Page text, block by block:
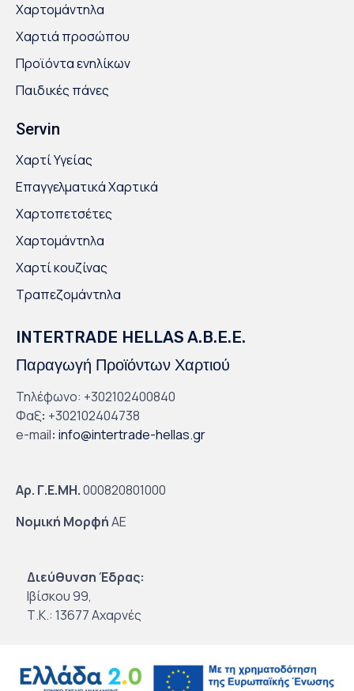
Χαρτομάντηλα
Χαρτιά προσώπου
Προϊόντα ενηλίκων
Παιδικές πάνες
Servin
Χαρτί Υγείας
Επαγγελματικά Χαρτικά
Χαρτοπετσέτες
Χαρτομάντηλα
Χαρτί κουζίνας
Τραπεζομάντηλα
INTERTRADE HELLAS A.B.E.E.
Παραγωγή Προϊόντων Χαρτιού
Τηλέφωνο: +302102400840
Φαξ: +302102404738
e-mail: info@intertrade-hellas.gr
Αρ. Γ.Ε.ΜΗ.000820801000
Νομική ΜορφήΑΕ
Διεύθυνση Έδρας:
Ιβίσκου 99,
Τ.Κ.: 13677 Αχαρνές